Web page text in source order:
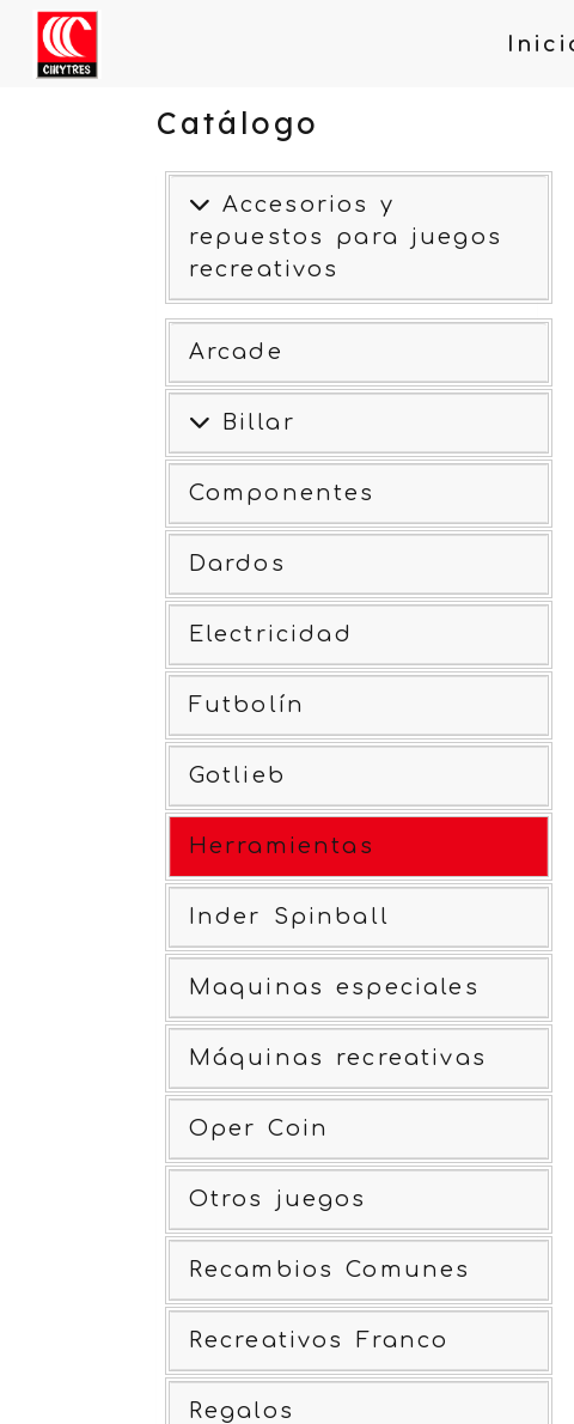
Catálogo
Accesorios y
repuestos para juegos
recreativos
Arcade
Billar
Componentes
Dardos
Electricidad
Futbolín
Gotlieb
Herramientas
Inder Spinball
Maquinas especiales
Máquinas recreativas
Oper Coin
Otros juegos
Recambios Comunes
Recreativos Franco
Regalos